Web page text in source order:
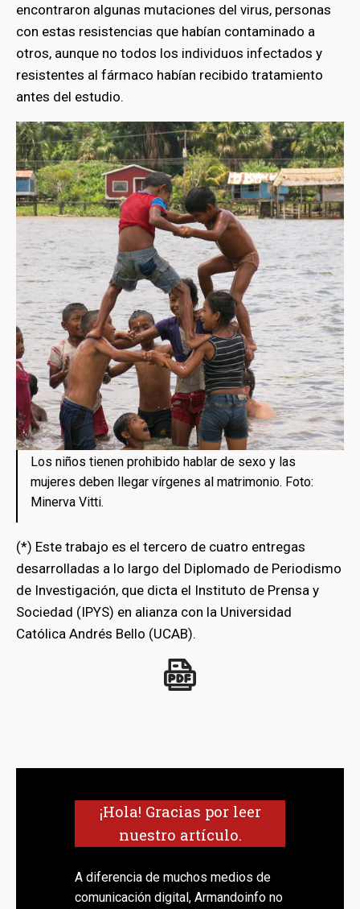
encontraron algunas mutaciones del virus, personas
con estas resistencias que habían contaminado a
otros, aunque no todos los individuos infectados y
resistentes al fármaco habían recibido tratamiento
antes del estudio.
Los niños tienen prohibido hablar de sexo y las
mujeres deben llegar vírgenes al matrimonio. Foto:
Minerva Vitti.
(*) Este trabajo es el tercero de cuatro entregas
desarrolladas a lo largo del Diplomado de Periodismo
de Investigación, que dicta el Instituto de Prensa y
Sociedad (IPYS) en alianza con la Universidad
Católica Andrés Bello (UCAB).
¡Hola! Gracias por leer
nuestro artículo.
A diferencia de muchos medios de
comunicación digital, Armandoinfo no